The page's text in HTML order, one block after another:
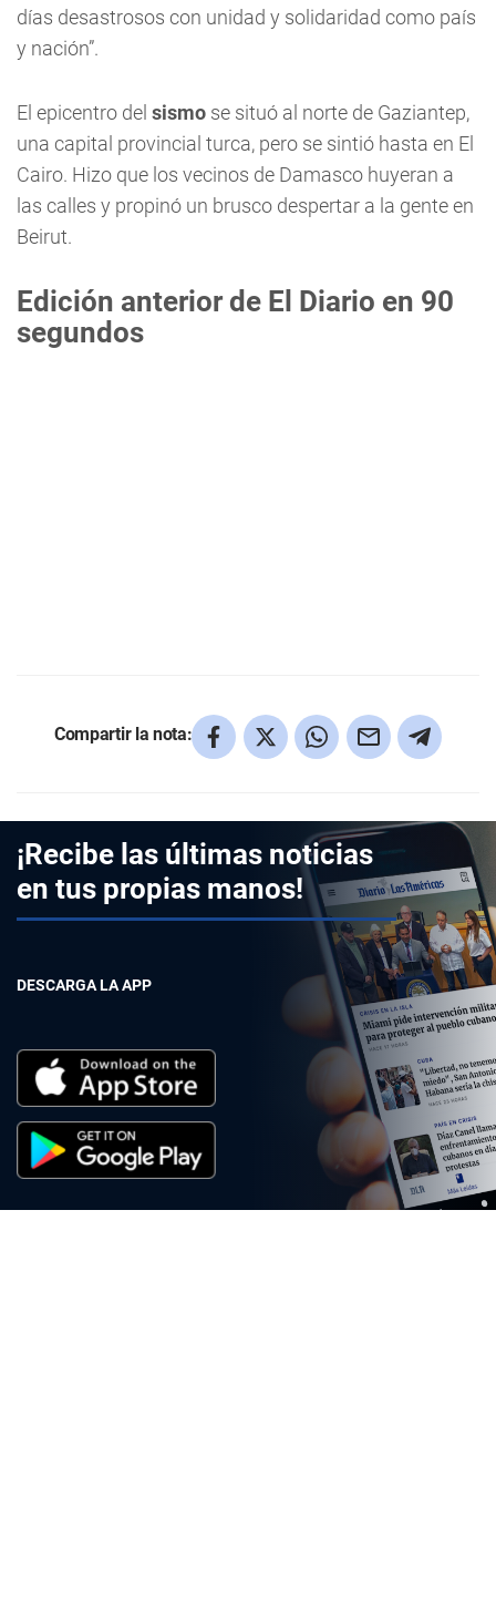
días desastrosos con unidad y solidaridad como país
y nación”.
El epicentro del sismo se situó al norte de Gaziantep,
una capital provincial turca, pero se sintió hasta en El
Cairo. Hizo que los vecinos de Damasco huyeran a
las calles y propinó un brusco despertar a la gente en
Beirut.
Edición anterior de El Diario en 90
segundos
Compartir la nota:
¡Recibe las últimas noticias
en tus propias manos!
DESCARGA LA APP